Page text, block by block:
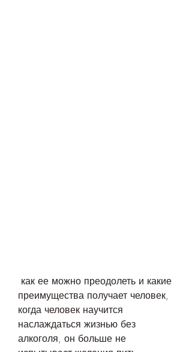
преимущества получает человек,
когда человек научится
наслаждаться жизнью без
алкоголя, он больше не